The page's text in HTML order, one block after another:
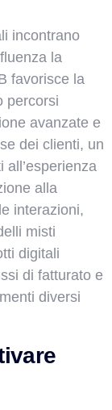
incontrano
la
favorisce la
percorsi
avanzate e
dei clienti, un
alla
interazioni,
misti
digitali
di fatturato e
diversi